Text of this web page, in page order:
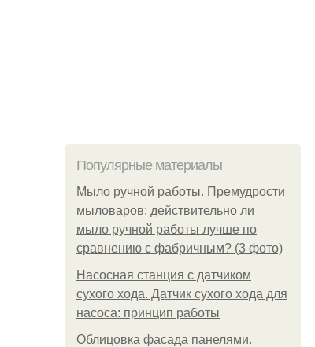
Популярные материалы
Мыло ручной работы. Премудрости
мыловаров: действительно ли
мыло ручной работы лучше по
сравнению с фабричным? (3 фото)
Насосная станция с датчиком
сухого хода. Датчик сухого хода для
насоса: принцип работы
Облицовка фасада панелями.